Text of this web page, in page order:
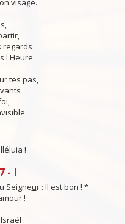
visage.
regards
l'Heure.
tes pas,
!
- I
Seigneur : Il est bon ! *
!
: